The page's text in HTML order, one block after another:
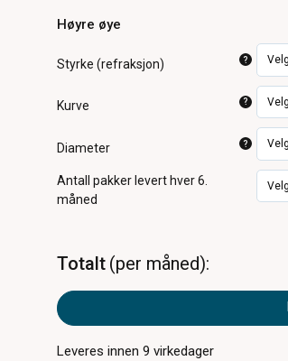
Høyre øye
Styrke (refraksjon) ?
Kurve ?
Diameter ?
Antall pakker levert hver 6.
måned
Totalt per måned
Leveres innen9 virkedager